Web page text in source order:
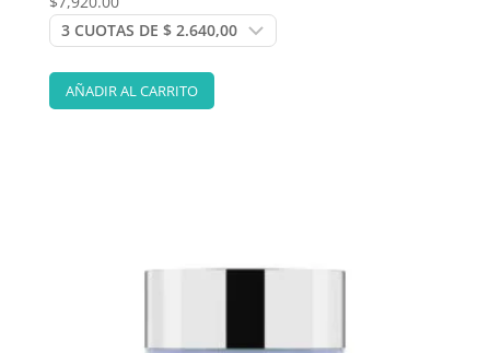
AÑADIR AL CARRITO